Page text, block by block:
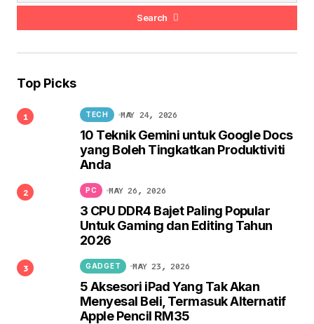
Search
Top Picks
10 Teknik Gemini untuk Google Docs
yang Boleh Tingkatkan Produktiviti
Anda
TECH MAY 24, 2026
3 CPU DDR4 Bajet Paling Popular
Untuk Gaming dan Editing Tahun
2026
PC MAY 26, 2026
5 Aksesori iPad Yang Tak Akan
Menyesal Beli, Termasuk Alternatif
Apple Pencil RM35
GADGET MAY 23, 2026